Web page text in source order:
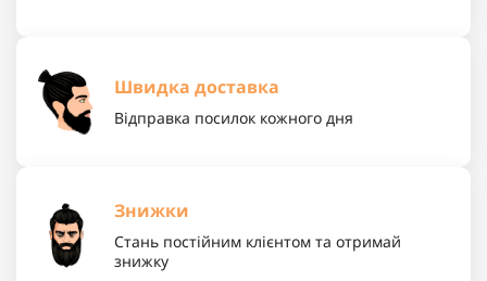
Швидка доставка
Відправка посилок кожного дня
Знижки
Стань постійним клієнтом та отримай
знижку